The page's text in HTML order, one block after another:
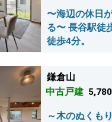
〜海辺の休日
る〜 長谷駅徒
徒歩4分。
鎌倉山
中古戸建
～木のぬくも